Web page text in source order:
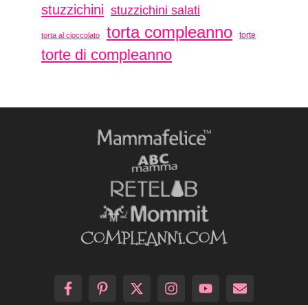
stuzzichini stuzzichini salati
torta al cioccolato torta compleanno torte
torte di compleanno